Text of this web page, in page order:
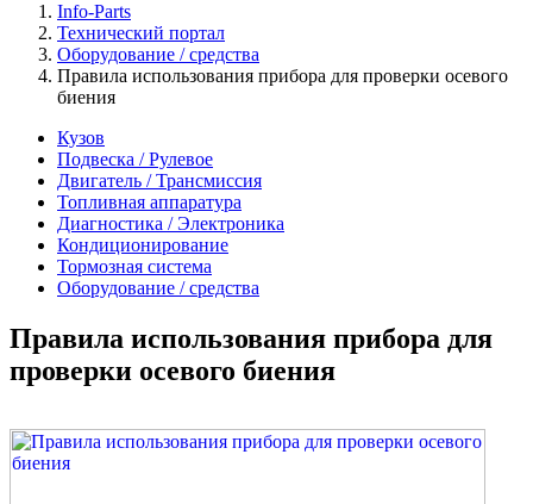
Info-Parts
Технический портал
Оборудование / средства
Правила использования прибора для проверки осевого
биения
Кузов
Подвеска / Рулевое
Двигатель / Трансмиссия
Топливная аппаратура
Диагностика / Электроника
Кондиционирование
Тормозная система
Оборудование / средства
Правила использования прибора для
проверки осевого биения